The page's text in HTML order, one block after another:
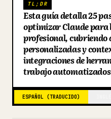
Blog
Actualizaciones
22. Construye un resumen
23. Construye un pipeline de
24. Mejora el sistema cada
La Diferencia Real
TL;DR
Esta guía detalla 25
optimizar Claude
profesional, cubriendo
personalizadas y
integraciones de
trabajo
ESPAÑOL (TRADUCIDO)